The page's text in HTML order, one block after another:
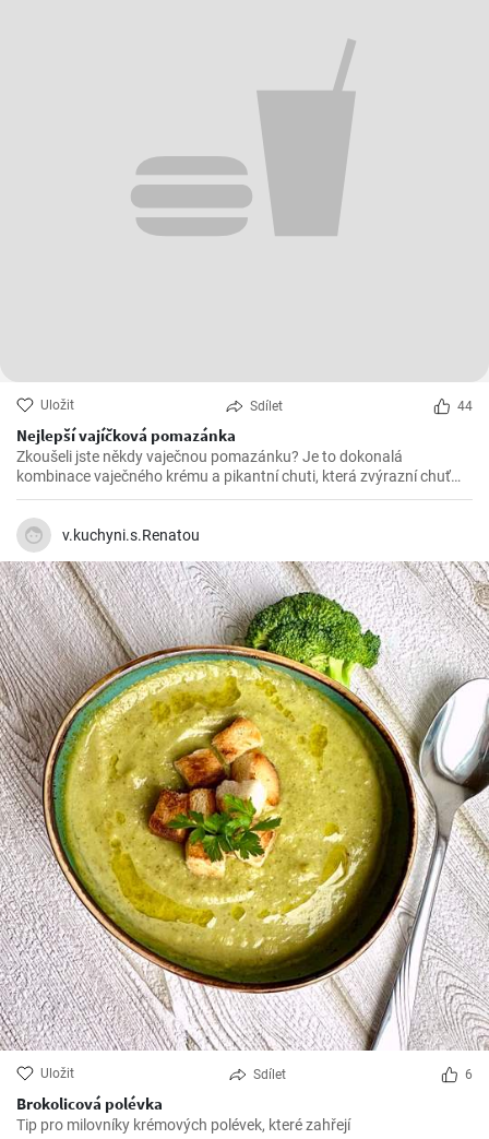
Uložit Sdílet 44
Nejlepší vajíčková pomazánka
Zkoušeli jste někdy vaječnou pomazánku? Je to dokonalá
kombinace vaječného krému a pikantní chuti, která zvýrazní chuť
mnoha pokrmů. Vaječná pomazánka je díky své jemné struktuře a
pikantní esenci.
v.kuchyni.s.Renatou
Uložit Sdílet 6
Brokolicová polévka
Tip pro milovníky krémových polévek, které zahřejí